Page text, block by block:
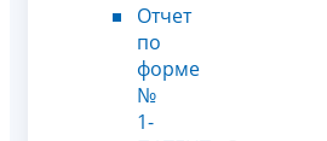
Отчет
по
форме
№
1-